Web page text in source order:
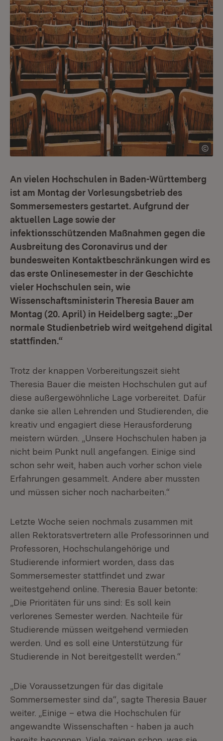
An vielen Hochschulen in Baden-Württemberg
ist am Montag der Vorlesungsbetrieb des
Sommersemesters gestartet. Aufgrund der
aktuellen Lage sowie der
infektionsschützenden Maßnahmen gegen die
Ausbreitung des Coronavirus und der
bundesweiten Kontaktbeschränkungen wird es
das erste Onlinesemester in der Geschichte
vieler Hochschulen sein, wie
Wissenschaftsministerin Theresia Bauer am
Montag (20. April) in Heidelberg sagte: „Der
normale Studienbetrieb wird weitgehend digital
stattfinden.“
Trotz der knappen Vorbereitungszeit sieht
Theresia Bauer die meisten Hochschulen gut auf
diese außergewöhnliche Lage vorbereitet. Dafür
danke sie allen Lehrenden und Studierenden, die
kreativ und engagiert diese Herausforderung
meistern würden. „Unsere Hochschulen haben ja
nicht beim Punkt null angefangen. Einige sind
schon sehr weit, haben auch vorher schon viele
Erfahrungen gesammelt. Andere aber mussten
und müssen sicher noch nacharbeiten.“
Letzte Woche seien nochmals zusammen mit
allen Rektoratsvertretern alle Professorinnen und
Professoren, Hochschulangehörige und
Studierende informiert worden, dass das
Sommersemester stattfindet und zwar
weitestgehend online. Theresia Bauer betonte:
„Die Prioritäten für uns sind: Es soll kein
verlorenes Semester werden. Nachteile für
Studierende müssen weitgehend vermieden
werden. Und es soll eine Unterstützung für
Studierende in Not bereitgestellt werden.“
„Die Voraussetzungen für das digitale
Sommersemester sind da“, sagte Theresia Bauer
weiter. „Einige – etwa die Hochschulen für
angewandte Wissenschaften - haben ja auch